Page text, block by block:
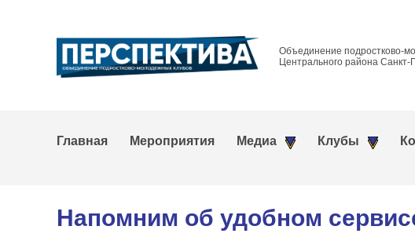
Объединение подростково-
Центрального района Санкт-
Главная Мероприятия Медиа Клубы
Напомним об удобном